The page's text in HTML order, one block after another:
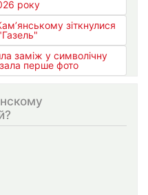
року
зіткнулися
заміж у символічну
перше фото